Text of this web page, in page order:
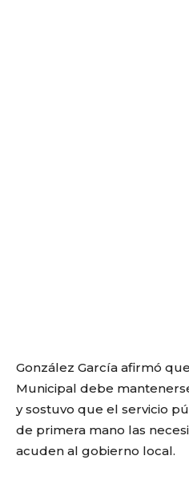
González García afirmó
Municipal debe
y sostuvo que el servicio
de primera mano las
acuden al gobierno local.